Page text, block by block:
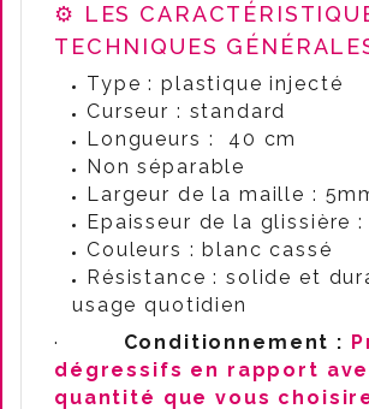
⚙️ LES
TECHNIQUES
Type : plastique injecté
Curseur : standard
Longueurs : 40 cm
Non séparable
Largeur de la maille :
Epaisseur de la glissière :
Couleurs : blanc cassé
Résistance : solide et
usage quotidien
·
Conditionnement :
dégressifs en rapport
quantité que vous